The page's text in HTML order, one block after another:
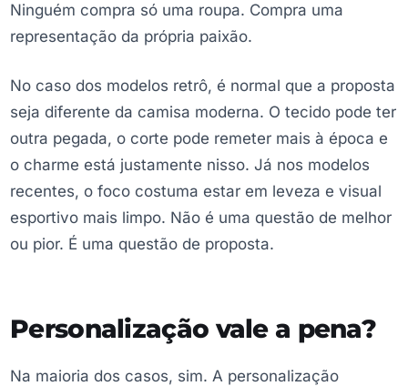
Ninguém compra só uma roupa. Compra uma
representação da própria paixão.
No caso dos modelos retrô, é normal que a proposta
seja diferente da camisa moderna. O tecido pode ter
outra pegada, o corte pode remeter mais à época e
o charme está justamente nisso. Já nos modelos
recentes, o foco costuma estar em leveza e visual
esportivo mais limpo. Não é uma questão de melhor
ou pior. É uma questão de proposta.
Personalização vale a pena?
Na maioria dos casos, sim. A personalização